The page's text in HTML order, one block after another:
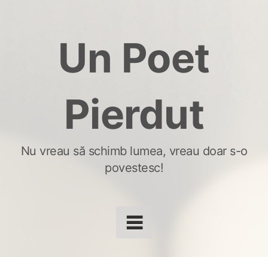
Un Poet
Pierdut
Nu vreau să schimb lumea, vreau doar s-o
povestesc!